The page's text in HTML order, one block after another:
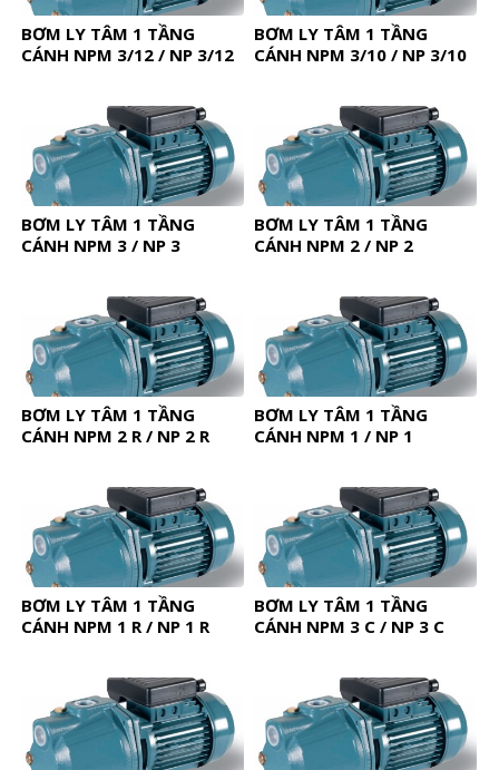
BƠM LY TÂM 1 TẦNG
CÁNH NPM 3/12 / NP 3/12
BƠM LY TÂM 1 TẦNG
CÁNH NPM 3/10 / NP 3/10
BƠM LY TÂM 1 TẦNG
CÁNH NPM 3 / NP 3
BƠM LY TÂM 1 TẦNG
CÁNH NPM 2 / NP 2
BƠM LY TÂM 1 TẦNG
CÁNH NPM 2 R / NP 2 R
BƠM LY TÂM 1 TẦNG
CÁNH NPM 1 / NP 1
BƠM LY TÂM 1 TẦNG
CÁNH NPM 1 R / NP 1 R
BƠM LY TÂM 1 TẦNG
CÁNH NPM 3 C / NP 3 C